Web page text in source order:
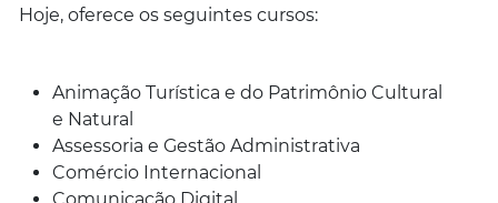
Hoje, oferece os seguintes cursos:
Animação Turística e do Patrimônio Cultural
e Natural
Assessoria e Gestão Administrativa
Comércio Internacional
Comunicação Digital